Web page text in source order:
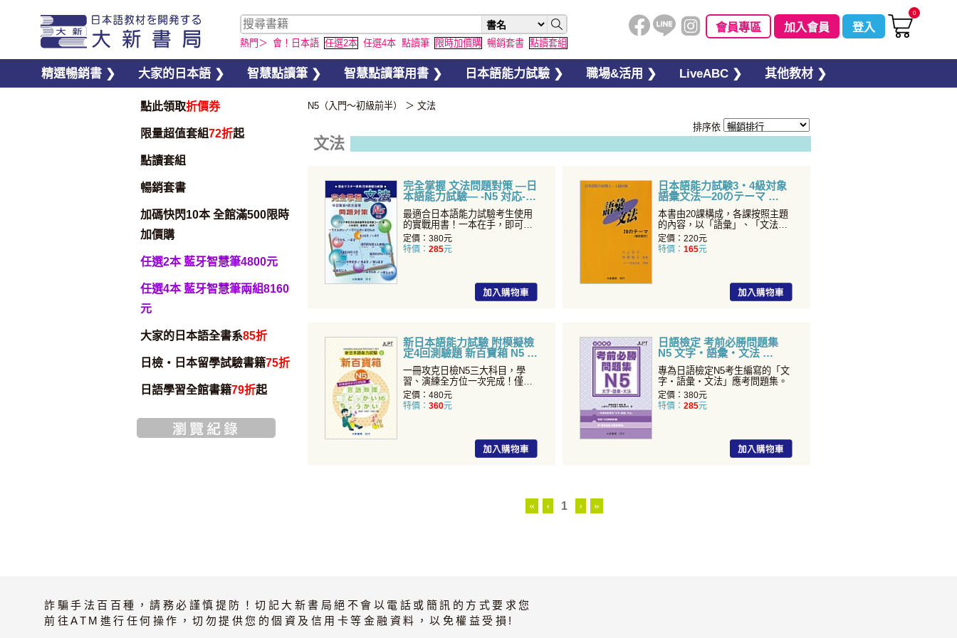
熱門＞ 會！日本語 任選2本 任選4本 點讀筆 限時加價購 暢銷套書 點讀套組
會員專區 加入會員 登入
0
精選暢銷書 ❯ 大家的日本語 ❯ 智慧點讀筆 ❯ 智慧點讀筆用書 ❯ 日本語能力試驗 ❯ 職場&活用 ❯ LiveABC ❯ 其他教材 ❯
點此領取折價券
限量超值套組72折起
點讀套組
暢銷套書
加碼快閃10本 全館滿500限時
加價購
任選2本 藍牙智慧筆4800元
任選4本 藍牙智慧筆兩組8160
元
大家的日本語全書系85折
日檢・日本留學試驗書籍75折
日語學習全館書籍79折起
N5（入門〜初級前半） ＞ 文法
排序依
文法
完全掌握 文法問題對策 —日
本語能力試驗— -N5 対応-
最適合日本語能力試驗考生使用
的實戰用書！一本在手，即可
「完全掌握」N4、N5文法
定價：380元
特價： 285元
日本語能力試験3・4級対象
語彙文法—20のテーマ
本書由20課構成，各課按照主題
的內容，以「語彙」、「文法」
單元的順序編排。以生活
定價：220元
特價： 165元
新日本語能力試驗 附模擬檢
定4回測驗題 新百寶箱 N5
一冊攻克日檢N5三大科目，學
習、演練全方位一次完成！僅此
一冊即可掌握「日檢N5重
定價：480元
特價： 360元
日語檢定 考前必勝問題集
N5 文字・語彙・文法
專為日語檢定N5考生編寫的「文
字・語彙・文法」應考問題集。
定價：380元
特價： 285元
« ‹ 1 › »
詐騙手法百百種，請務必謹慎提防！切記大新書局絕不會以電話或簡訊的方式要求您
前往ATM進行任何操作，切勿提供您的個資及信用卡等金融資料，以免權益受損!